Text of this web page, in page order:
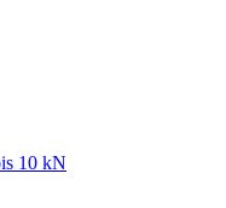
10 kN